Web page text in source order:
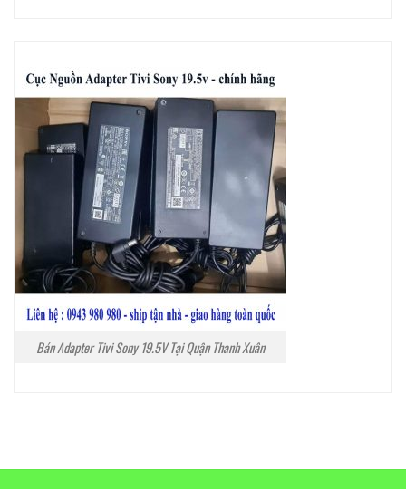
Bán Adapter Tivi Sony 19.5V Tại Quận Thanh Xuân